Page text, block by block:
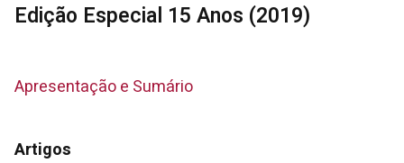
Edição Especial 15 Anos (2019)
Apresentação e Sumário
Artigos